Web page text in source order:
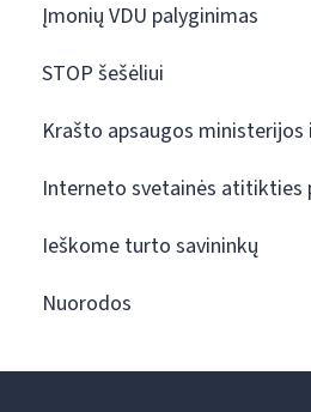
Įmonių VDU palyginimas
STOP šešėliui
Krašto apsaugos
Interneto svetainės atitikties
Ieškome turto savininkų
Nuorodos